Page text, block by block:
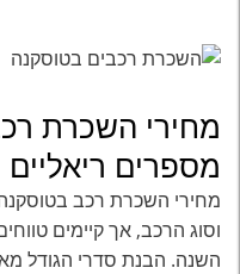
מחירי השכרת
מספרים ריאליים
מחירי השכרת רכב
וסוג הרכב, אך קיימים
השנה. הבנת סדרי הגודל